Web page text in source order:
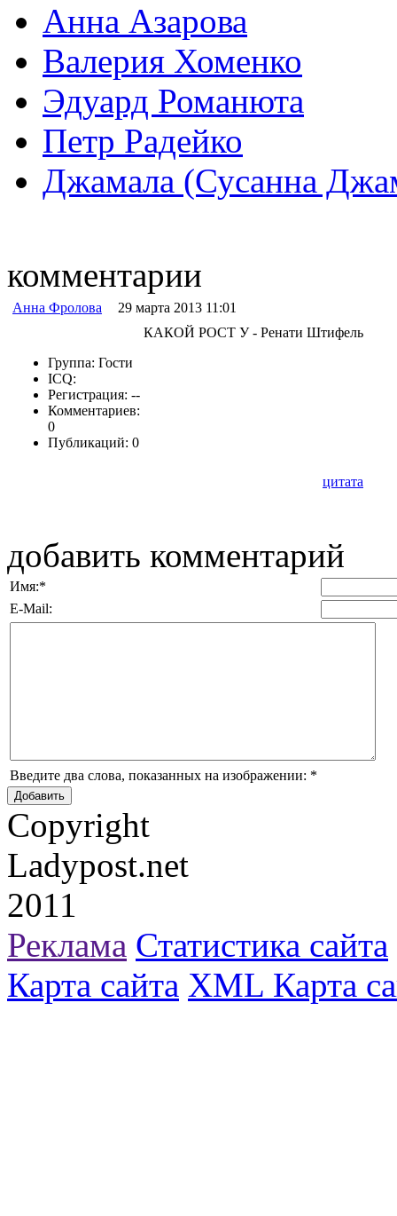
Анна Азарова
Валерия Хоменко
Эдуард Романюта
Петр Радейко
Джамала (Сусанна
комментарии
Анна Фролова 29 марта 2013 11:01
Группа: Гости
ICQ:
Регистрация: --
Комментариев:
0
Публикаций: 0
КАКОЙ РОСТ У - Ренати Штифель
цитата
добавить комментарий
Имя:*
E-Mail:
Введите два слова, показанных на изображении: *
Copyright
Ladypost.net
2011
Реклама Статистика сайта
Карта сайта XML Карта